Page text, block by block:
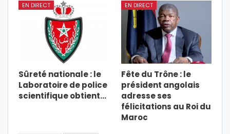
EN DIRECT
Sûreté nationale : le
Laboratoire de police
scientifique obtient…
EN DIRECT
Fête du Trône : le
président angolais
adresse ses
félicitations au Roi du
Maroc